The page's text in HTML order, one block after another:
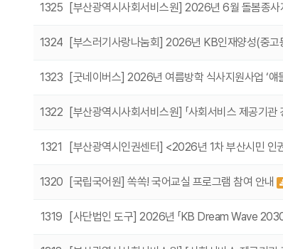
1325 [부산광역시사회서비스원] 2026년 6월 돌봄종사
1324 [부스러기사랑나눔회] 2026년 KB인재양성(중고
1323 [굿네이버스] 2026년 여름방학 식사지원사업 ‘얘
1322 [부산광역시사회서비스원] 「사회서비스 제공기관
1321 [부산광역시인권센터] <2026년 1차 부산시민 인
1320 [국립국어원] 쏙쏙! 국어교실 프로그램 참여 안내
1319 [사단법인 도구] 2026년 「KB Dream Wave